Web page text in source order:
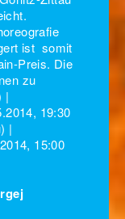
ist somit
Preis. Die
zu
|
19:30
|
15:00